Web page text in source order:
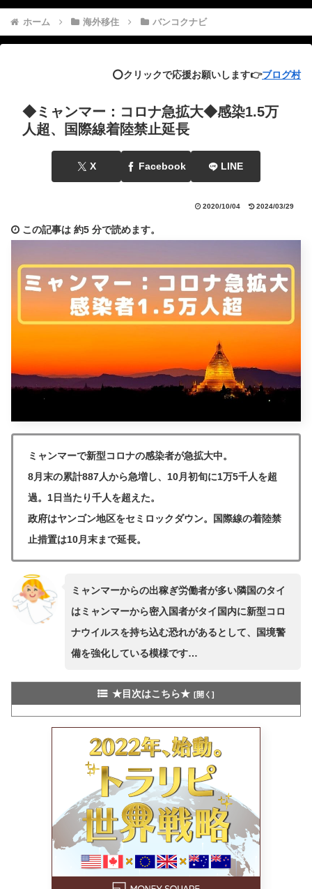
ホーム 海外移住 バンコクナビ
⭕️クリックで応援お願いします👉ブログ村
◆ミャンマー：コロナ急拡大◆感染1.5万
人超、国際線着陸禁止延長
X Facebook LINE
2020/10/04 2024/03/29
この記事は 約5 分で読めます。
ミャンマーで新型コロナの感染者が急拡大中。
8月末の累計887人から急増し、10月初旬に1万5千人を超
過。1日当たり千人を超えた。
政府はヤンゴン地区をセミロックダウン。国際線の着陸禁
止措置は10月末まで延長。
ミャンマーからの出稼ぎ労働者が多い隣国のタイ
はミャンマーから密入国者がタイ国内に新型コロ
ナウイルスを持ち込む恐れがあるとして、国境警
備を強化している模様です…
★目次はこちら★